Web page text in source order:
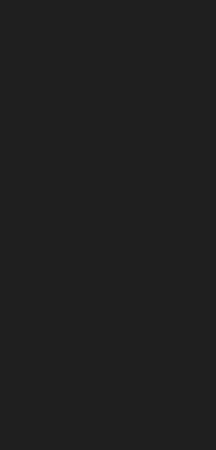
PellaFm 103,3 για
και Χιονοδρομικό